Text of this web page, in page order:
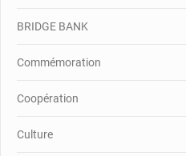
BRIDGE BANK
Commémoration
Coopération
Culture